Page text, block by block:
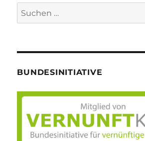
Suche
nach:
BUNDESINITIATIVE